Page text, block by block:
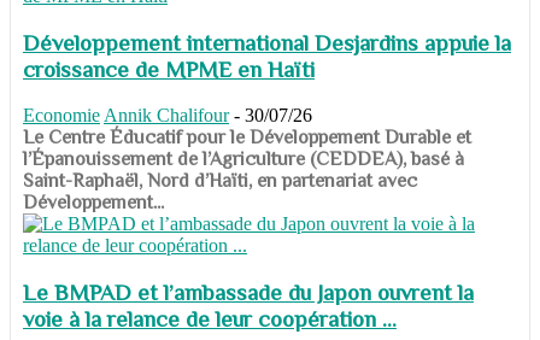
Développement international Desjardins appuie la
croissance de MPME en Haïti
Economie Annik Chalifour - 30/07/26
​​​​​​​Le Centre Éducatif pour le Développement Durable et
l’Épanouissement de l’Agriculture (CEDDEA), basé à
Saint-Raphaël, Nord d’Haïti, en partenariat avec
Développement...
Le BMPAD et l’ambassade du Japon ouvrent la
voie à la relance de leur coopération ...